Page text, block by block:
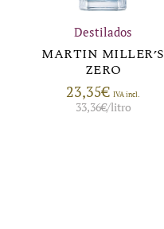
Destilados
MARTIN MILLER’S
ZERO
23,35€ IVA incl.
33,36€/litro